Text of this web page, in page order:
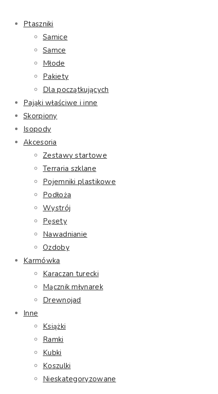
Ptaszniki
Samice
Samce
Młode
Pakiety
Dla początkujących
Pająki właściwe i inne
Skorpiony
Isopody
Akcesoria
Zestawy startowe
Terraria szklane
Pojemniki plastikowe
Podłoża
Wystrój
Pęsety
Nawadnianie
Ozdoby
Karmówka
Karaczan turecki
Mącznik młynarek
Drewnojad
Inne
Książki
Ramki
Kubki
Koszulki
Nieskategoryzowane